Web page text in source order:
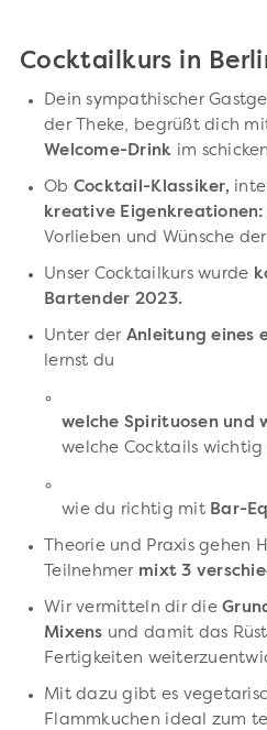
Cocktailkurs in
Dein sympathischer
der Theke, begrüßt dich
Welcome-Drink im
Ob Cocktail-Klassiker,
kreative Eigenkreationen:
Vorlieben und Wünsche
Unser Cocktailkurs wurde
Bartender 2023.
Unter der Anleitung eines
lernst du
welche Spirituosen und
welche Cocktails wichtig
wie du richtig mit Bar-
Theorie und Praxis gehen
Teilnehmer mixt 3
Wir vermitteln dir die
Mixens und damit das
Fertigkeiten
Mit dazu gibt es
Flammkuchen ideal zum